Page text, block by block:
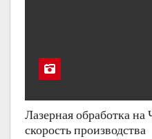
Лазерная обработка
скорость производства